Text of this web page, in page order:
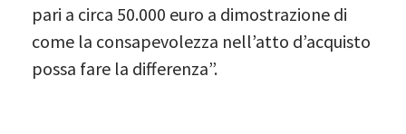
pari a circa 50.000 euro a dimostrazione di
come la consapevolezza nell’atto d’acquisto
possa fare la differenza”.